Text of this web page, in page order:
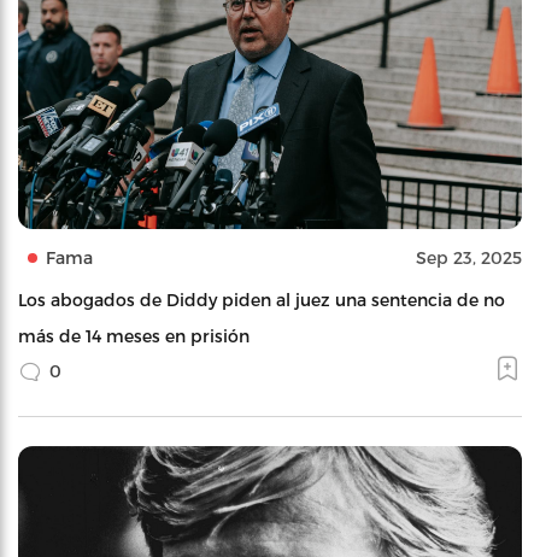
Fama Sep 23, 2025
Los abogados de Diddy piden al juez una sentencia de no
más de 14 meses en prisión
0